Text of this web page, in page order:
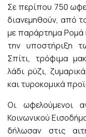
Σε περίπου 750
διανεμηθούν, από
με παράρτημα Ρομά
την υποστήριξη
Σπίτι, τρόφιμα
λάδι ρύζι,
και τυροκομικά
Οι ωφελούμενοι
Κοινωνικού
δήλωσαν στις